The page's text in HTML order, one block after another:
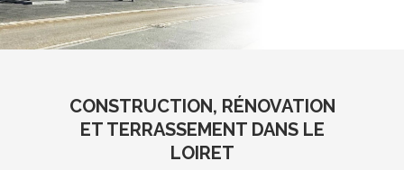
CONSTRUCTION, RÉNOVATION
ET TERRASSEMENT DANS LE
LOIRET